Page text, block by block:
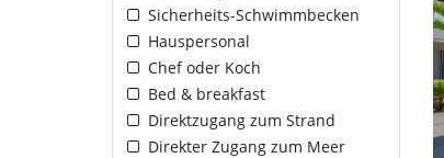
Sicherheits-Schwimmbecken
Hauspersonal
Chef oder Koch
Bed & breakfast
Direktzugang zum Strand
Direkter Zugang zum Meer